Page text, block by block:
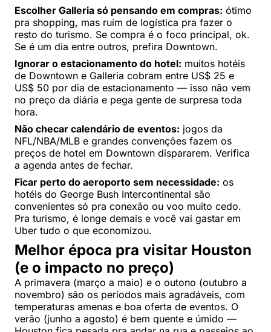
Escolher Galleria só pensando em compras: ótimo
pra shopping, mas ruim de logística pra fazer o
resto do turismo. Se compra é o foco principal, ok.
Se é um dia entre outros, prefira Downtown.
Ignorar o estacionamento do hotel: muitos hotéis
de Downtown e Galleria cobram entre US$ 25 e
US$ 50 por dia de estacionamento — isso não vem
no preço da diária e pega gente de surpresa toda
hora.
Não checar calendário de eventos: jogos da
NFL/NBA/MLB e grandes convenções fazem os
preços de hotel em Downtown dispararem. Verifica
a agenda antes de fechar.
Ficar perto do aeroporto sem necessidade: os
hotéis do George Bush Intercontinental são
convenientes só pra conexão ou voo muito cedo.
Pra turismo, é longe demais e você vai gastar em
Uber tudo o que economizou.
Melhor época pra visitar Houston
(e o impacto no preço)
A primavera (março a maio) e o outono (outubro a
novembro) são os períodos mais agradáveis, com
temperaturas amenas e boa oferta de eventos. O
verão (junho a agosto) é bem quente e úmido —